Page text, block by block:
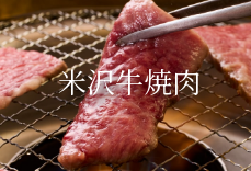
米沢牛焼肉